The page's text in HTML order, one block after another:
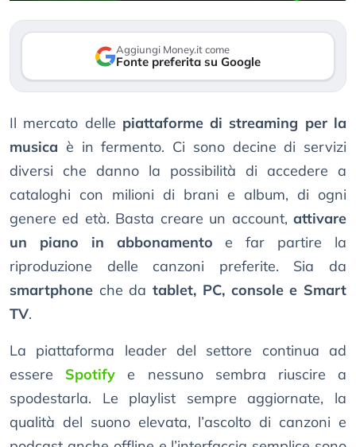
Aggiungi Money.it come
Fonte preferita su Google
Il mercato delle piattaforme di streaming per la
musica è in fermento. Ci sono decine di servizi
diversi che danno la possibilità di accedere a
cataloghi con milioni di brani e album, di ogni
genere ed età. Basta creare un account, attivare
un piano in abbonamento e far partire la
riproduzione delle canzoni preferite. Sia da
smartphone che datablet, PC, console e Smart
TV.
La piattaforma leader del settore continua ad
essere Spotify e nessuno sembra riuscire a
spodestarla. Le playlist sempre aggiornate, la
qualità del suono elevata, l’ascolto di canzoni e